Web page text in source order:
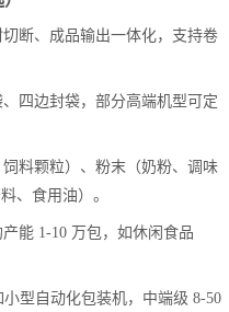
断、成品输出一体化，支持卷
四边封袋，部分高端机型可定
料颗粒）、粉末（奶粉、调味
、食用油）。
能 1-10 万包，如休闲食品
型自动化包装机，中端级 8-50